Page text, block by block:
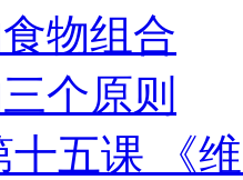
物组合
个原则
十五课 《